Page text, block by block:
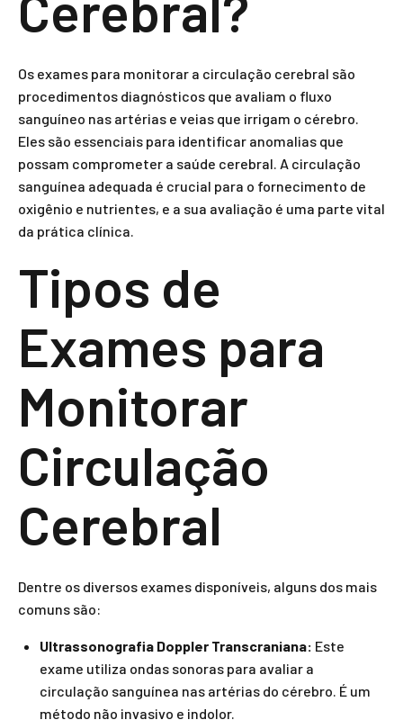
Os exames para monitorar a circulação cerebral são
procedimentos diagnósticos que avaliam o fluxo
sanguíneo nas artérias e veias que irrigam o cérebro.
Eles são essenciais para identificar anomalias que
possam comprometer a saúde cerebral. A circulação
sanguínea adequada é crucial para o fornecimento de
oxigênio e nutrientes, e a sua avaliação é uma parte vital
da prática clínica.
Tipos de
Exames para
Monitorar
Circulação
Cerebral
Dentre os diversos exames disponíveis, alguns dos mais
comuns são:
Ultrassonografia Doppler Transcraniana: Este
exame utiliza ondas sonoras para avaliar a
circulação sanguínea nas artérias do cérebro. É um
método não invasivo e indolor.